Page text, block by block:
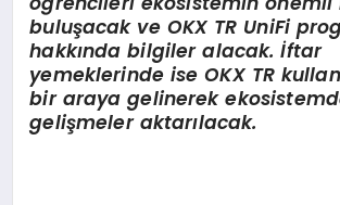
buluşacak veOKX TR UniFi
hakkında bilgiler alacak. İftar
yemeklerinde ise OKX TR
bir araya gelinerek
gelişmeler aktarılacak.